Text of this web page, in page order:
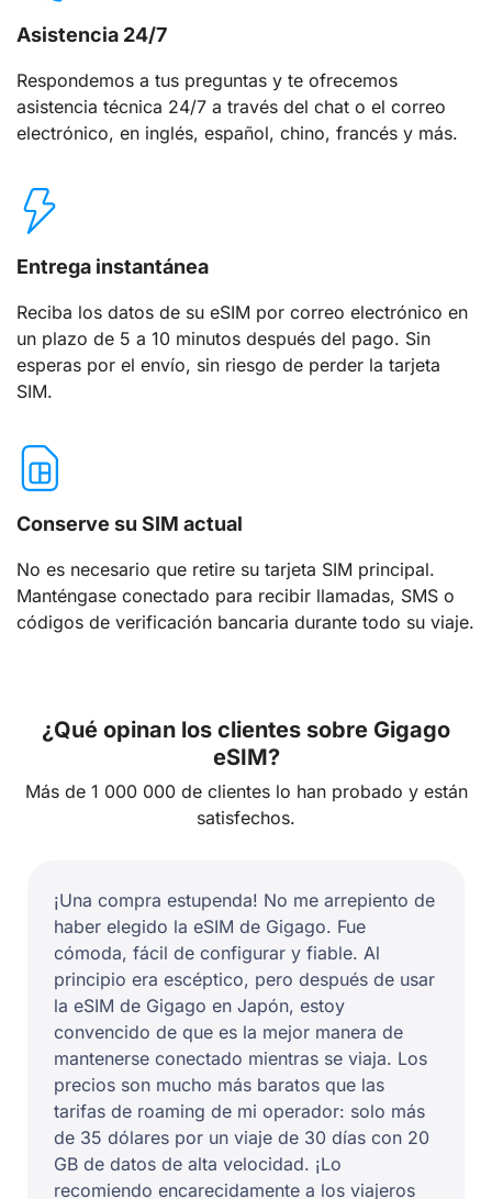
Asistencia 24/7
Respondemos a tus preguntas y te ofrecemos
asistencia técnica 24/7 a través del chat o el correo
electrónico, en inglés, español, chino, francés y más.
Entrega instantánea
Reciba los datos de su eSIM por correo electrónico en
un plazo de 5 a 10 minutos después del pago. Sin
esperas por el envío, sin riesgo de perder la tarjeta
SIM.
Conserve su SIM actual
No es necesario que retire su tarjeta SIM principal.
Manténgase conectado para recibir llamadas, SMS o
códigos de verificación bancaria durante todo su viaje.
¿Qué opinan los clientes sobre Gigago
eSIM?
Más de 1 000 000 de clientes lo han probado y están
satisfechos.
¡Una compra estupenda! No me arrepiento de
haber elegido la eSIM de Gigago. Fue
cómoda, fácil de configurar y fiable. Al
principio era escéptico, pero después de usar
la eSIM de Gigago en Japón, estoy
convencido de que es la mejor manera de
mantenerse conectado mientras se viaja. Los
precios son mucho más baratos que las
tarifas de roaming de mi operador: solo más
de 35 dólares por un viaje de 30 días con 20
GB de datos de alta velocidad. ¡Lo
recomiendo encarecidamente a los viajeros